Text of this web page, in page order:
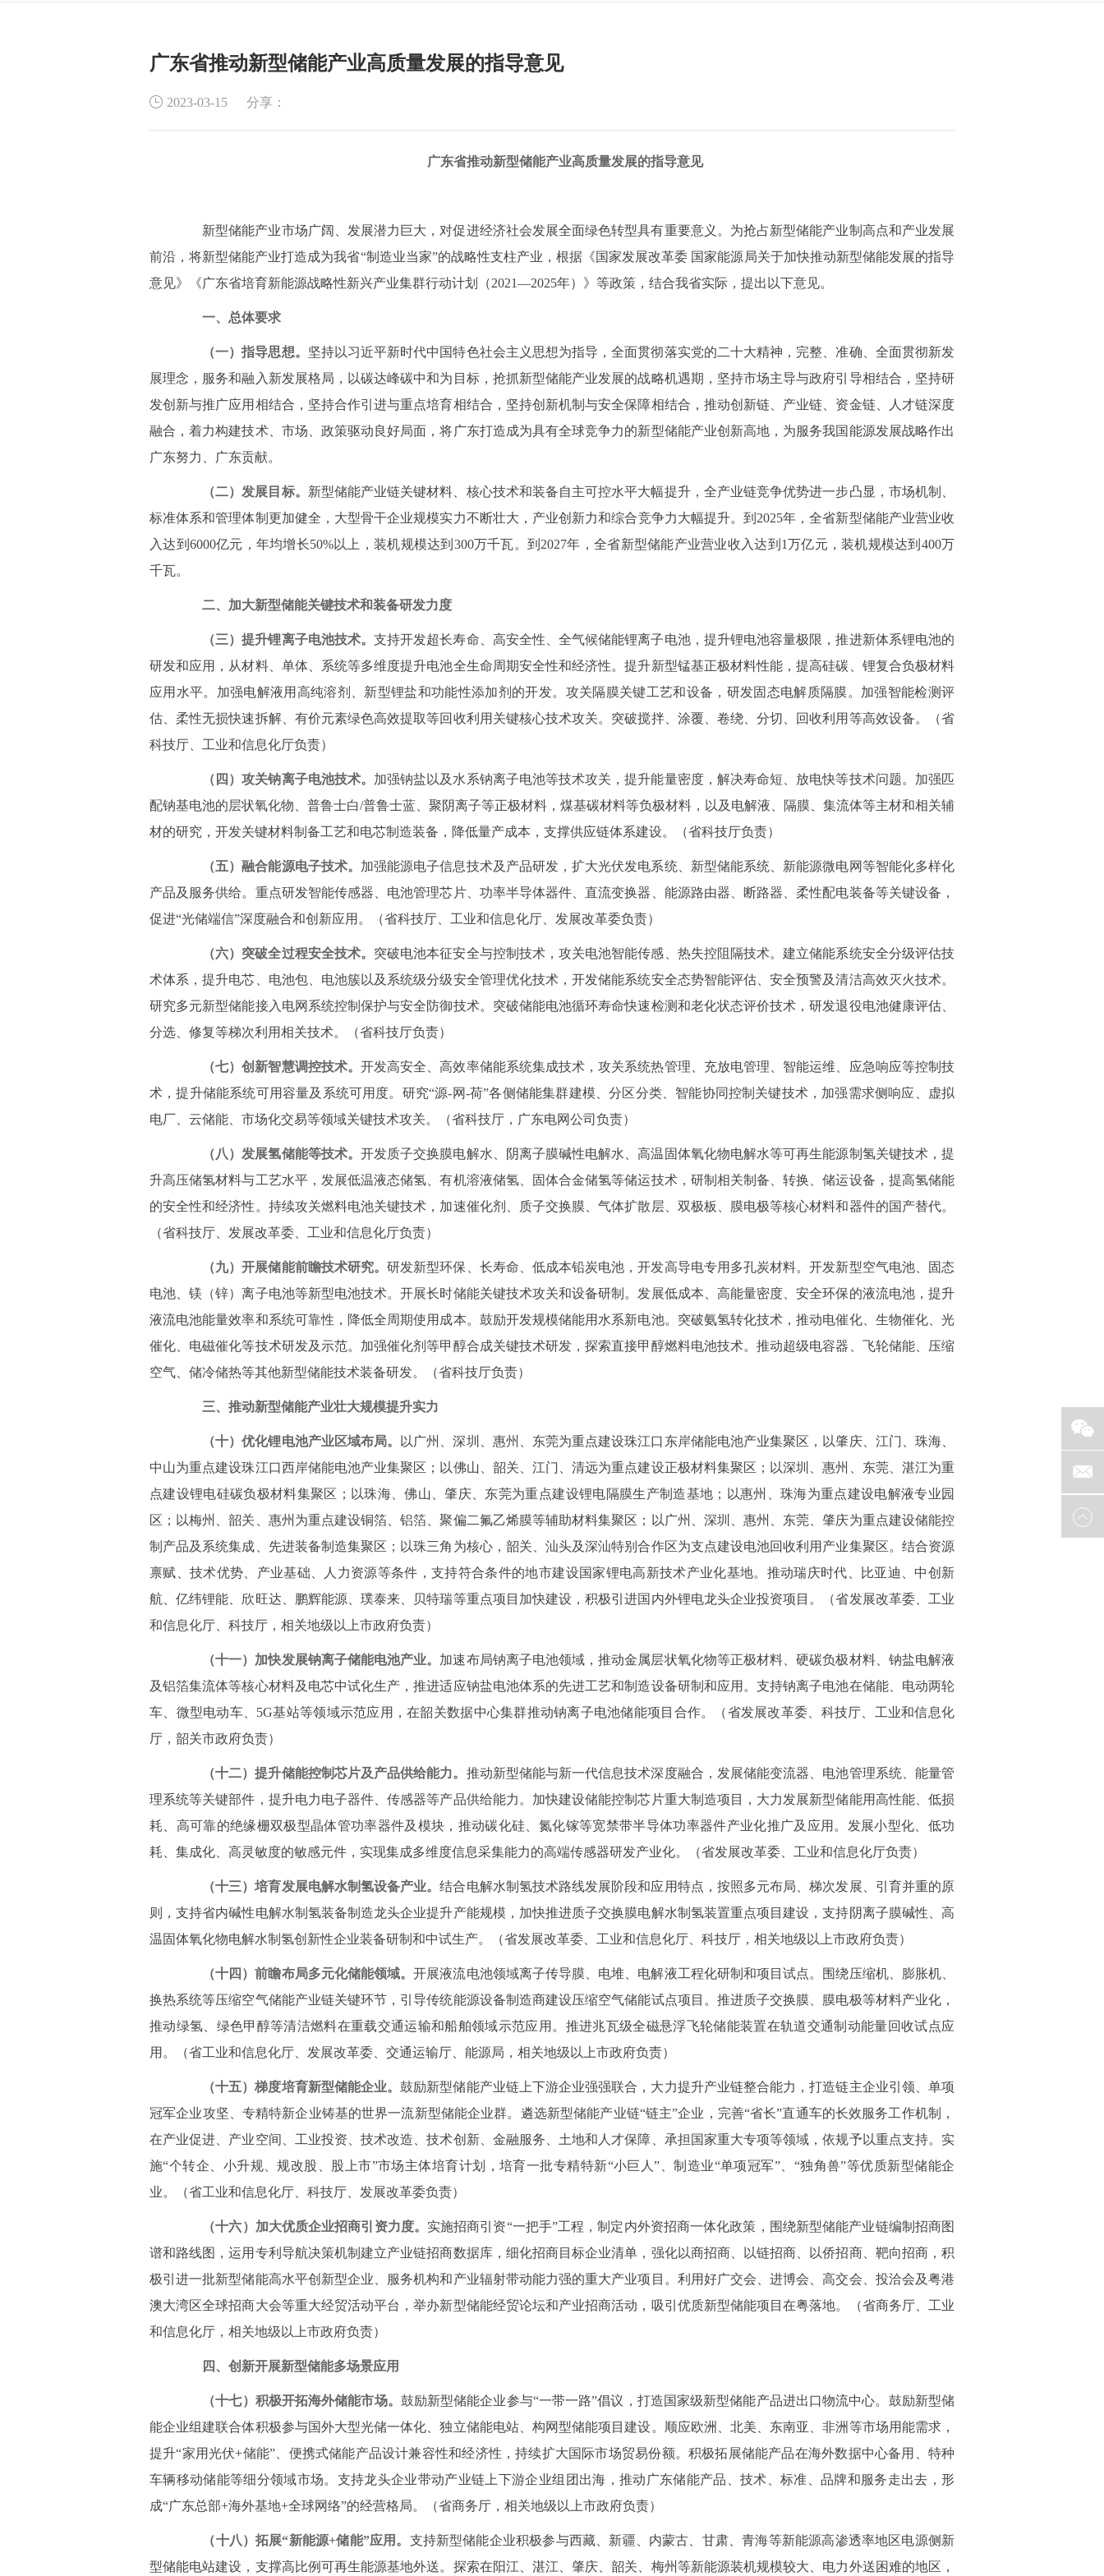
广东省推动新型储能产业高质量发展的指导意见
2023-03-15 分享：
广东省推动新型储能产业高质量发展的指导意见
新型储能产业市场广阔、发展潜力巨大，对促进经济社会发展全面绿色转型具有重要意义。为抢占新型储能产业制高点和产业发展
前沿，将新型储能产业打造成为我省“制造业当家”的战略性支柱产业，根据《国家发展改革委 国家能源局关于加快推动新型储能发展的指导
意见》《广东省培育新能源战略性新兴产业集群行动计划（2021—2025年）》等政策，结合我省实际，提出以下意见。
一、总体要求
（一）指导思想。 坚持以习近平新时代中国特色社会主义思想为指导，全面贯彻落实党的二十大精神，完整、准确、全面贯彻新发
展理念，服务和融入新发展格局，以碳达峰碳中和为目标，抢抓新型储能产业发展的战略机遇期，坚持市场主导与政府引导相结合，坚持研
发创新与推广应用相结合，坚持合作引进与重点培育相结合，坚持创新机制与安全保障相结合，推动创新链、产业链、资金链、人才链深度
融合，着力构建技术、市场、政策驱动良好局面，将广东打造成为具有全球竞争力的新型储能产业创新高地，为服务我国能源发展战略作出
广东努力、广东贡献。
（二）发展目标。 新型储能产业链关键材料、核心技术和装备自主可控水平大幅提升，全产业链竞争优势进一步凸显，市场机制、
标准体系和管理体制更加健全，大型骨干企业规模实力不断壮大，产业创新力和综合竞争力大幅提升。到2025年，全省新型储能产业营业收
入达到6000亿元，年均增长50%以上，装机规模达到300万千瓦。到2027年，全省新型储能产业营业收入达到1万亿元，装机规模达到400万
千瓦。
二、加大新型储能关键技术和装备研发力度
（三）提升锂离子电池技术。支持开发超长寿命、高安全性、全气候储能锂离子电池，提升锂电池容量极限，推进新体系锂电池的
研发和应用，从材料、单体、系统等多维度提升电池全生命周期安全性和经济性。提升新型锰基正极材料性能，提高硅碳、锂复合负极材料
应用水平。加强电解液用高纯溶剂、新型锂盐和功能性添加剂的开发。攻关隔膜关键工艺和设备，研发固态电解质隔膜。加强智能检测评
估、柔性无损快速拆解、有价元素绿色高效提取等回收利用关键核心技术攻关。突破搅拌、涂覆、卷绕、分切、回收利用等高效设备。（省
科技厅、工业和信息化厅负责）
（四）攻关钠离子电池技术。 加强钠盐以及水系钠离子电池等技术攻关，提升能量密度，解决寿命短、放电快等技术问题。加强匹
配钠基电池的层状氧化物、普鲁士白/普鲁士蓝、聚阴离子等正极材料，煤基碳材料等负极材料，以及电解液、隔膜、集流体等主材和相关辅
材的研究，开发关键材料制备工艺和电芯制造装备，降低量产成本，支撑供应链体系建设。（省科技厅负责）
（五）融合能源电子技术。 加强能源电子信息技术及产品研发，扩大光伏发电系统、新型储能系统、新能源微电网等智能化多样化
产品及服务供给。重点研发智能传感器、电池管理芯片、功率半导体器件、直流变换器、能源路由器、断路器、柔性配电装备等关键设备，
促进“光储端信”深度融合和创新应用。（省科技厅、工业和信息化厅、发展改革委负责）
（六）突破全过程安全技术。 突破电池本征安全与控制技术，攻关电池智能传感、热失控阻隔技术。建立储能系统安全分级评估技
术体系，提升电芯、电池包、电池簇以及系统级分级安全管理优化技术，开发储能系统安全态势智能评估、安全预警及清洁高效灭火技术。
研究多元新型储能接入电网系统控制保护与安全防御技术。突破储能电池循环寿命快速检测和老化状态评价技术，研发退役电池健康评估、
分选、修复等梯次利用相关技术。（省科技厅负责）
（七）创新智慧调控技术。 开发高安全、高效率储能系统集成技术，攻关系统热管理、充放电管理、智能运维、应急响应等控制技
术，提升储能系统可用容量及系统可用度。研究“源-网-荷”各侧储能集群建模、分区分类、智能协同控制关键技术，加强需求侧响应、虚拟
电厂、云储能、市场化交易等领域关键技术攻关。（省科技厅，广东电网公司负责）
（八）发展氢储能等技术。 开发质子交换膜电解水、阴离子膜碱性电解水、高温固体氧化物电解水等可再生能源制氢关键技术，提
升高压储氢材料与工艺水平，发展低温液态储氢、有机溶液储氢、固体合金储氢等储运技术，研制相关制备、转换、储运设备，提高氢储能
的安全性和经济性。持续攻关燃料电池关键技术，加速催化剂、质子交换膜、气体扩散层、双极板、膜电极等核心材料和器件的国产替代。
（省科技厅、发展改革委、工业和信息化厅负责）
（九）开展储能前瞻技术研究。研发新型环保、长寿命、低成本铅炭电池，开发高导电专用多孔炭材料。开发新型空气电池、固态
电池、镁（锌）离子电池等新型电池技术。开展长时储能关键技术攻关和设备研制。发展低成本、高能量密度、安全环保的液流电池，提升
液流电池能量效率和系统可靠性，降低全周期使用成本。鼓励开发规模储能用水系新电池。突破氨氢转化技术，推动电催化、生物催化、光
催化、电磁催化等技术研发及示范。加强催化剂等甲醇合成关键技术研发，探索直接甲醇燃料电池技术。推动超级电容器、飞轮储能、压缩
空气、储冷储热等其他新型储能技术装备研发。（省科技厅负责）
三、推动新型储能产业壮大规模提升实力
（十）优化锂电池产业区域布局。
以广州、深圳、惠州、东莞为重点建设珠江口东岸储能电池产业集聚区，以肇庆、江门、珠海、
中山为重点建设珠江口西岸储能电池产业集聚区；以佛山、韶关、江门、清远为重点建设正极材料集聚区；以深圳、惠州、东莞、湛江为重
点建设锂电硅碳负极材料集聚区；以珠海、佛山、肇庆、东莞为重点建设锂电隔膜生产制造基地；以惠州、珠海为重点建设电解液专业园
区；以梅州、韶关、惠州为重点建设铜箔、铝箔、聚偏二氟乙烯膜等辅助材料集聚区；以广州、深圳、惠州、东莞、肇庆为重点建设储能控
制产品及系统集成、先进装备制造集聚区；以珠三角为核心，韶关、汕头及深汕特别合作区为支点建设电池回收利用产业集聚区。结合资源
禀赋、技术优势、产业基础、人力资源等条件，支持符合条件的地市建设国家锂电高新技术产业化基地。推动瑞庆时代、比亚迪、中创新
航、亿纬锂能、欣旺达、鹏辉能源、璞泰来、贝特瑞等重点项目加快建设，积极引进国内外锂电龙头企业投资项目。（省发展改革委、工业
和信息化厅、科技厅，相关地级以上市政府负责）
（十一）加快发展钠离子储能电池产业。 加速布局钠离子电池领域，推动金属层状氧化物等正极材料、硬碳负极材料、钠盐电解液
及铝箔集流体等核心材料及电芯中试化生产，推进适应钠盐电池体系的先进工艺和制造设备研制和应用。支持钠离子电池在储能、电动两轮
车、微型电动车、5G基站等领域示范应用，在韶关数据中心集群推动钠离子电池储能项目合作。（省发展改革委、科技厅、工业和信息化
厅，韶关市政府负责）
（十二）提升储能控制芯片及产品供给能力。 推动新型储能与新一代信息技术深度融合，发展储能变流器、电池管理系统、能量管
理系统等关键部件，提升电力电子器件、传感器等产品供给能力。加快建设储能控制芯片重大制造项目，大力发展新型储能用高性能、低损
耗、高可靠的绝缘栅双极型晶体管功率器件及模块，推动碳化硅、氮化镓等宽禁带半导体功率器件产业化推广及应用。发展小型化、低功
耗、集成化、高灵敏度的敏感元件，实现集成多维度信息采集能力的高端传感器研发产业化。（省发展改革委、工业和信息化厅负责）
（十三）培育发展电解水制氢设备产业。结合电解水制氢技术路线发展阶段和应用特点，按照多元布局、梯次发展、引育并重的原
则，支持省内碱性电解水制氢装备制造龙头企业提升产能规模，加快推进质子交换膜电解水制氢装置重点项目建设，支持阴离子膜碱性、高
温固体氧化物电解水制氢创新性企业装备研制和中试生产。（省发展改革委、工业和信息化厅、科技厅，相关地级以上市政府负责）
（十四）前瞻布局多元化储能领域。开展液流电池领域离子传导膜、电堆、电解液工程化研制和项目试点。围绕压缩机、膨胀机、
换热系统等压缩空气储能产业链关键环节，引导传统能源设备制造商建设压缩空气储能试点项目。推进质子交换膜、膜电极等材料产业化，
推动绿氢、绿色甲醇等清洁燃料在重载交通运输和船舶领域示范应用。推进兆瓦级全磁悬浮飞轮储能装置在轨道交通制动能量回收试点应
用。（省工业和信息化厅、发展改革委、交通运输厅、能源局，相关地级以上市政府负责）
（十五）梯度培育新型储能企业。鼓励新型储能产业链上下游企业强强联合，大力提升产业链整合能力，打造链主企业引领、单项
冠军企业攻坚、专精特新企业铸基的世界一流新型储能企业群。遴选新型储能产业链“链主”企业，完善“省长”直通车的长效服务工作机制，
在产业促进、产业空间、工业投资、技术改造、技术创新、金融服务、土地和人才保障、承担国家重大专项等领域，依规予以重点支持。实
施“个转企、小升规、规改股、股上市”市场主体培育计划，培育一批专精特新“小巨人”、制造业“单项冠军”、“独角兽”等优质新型储能企
业。（省工业和信息化厅、科技厅、发展改革委负责）
（十六）加大优质企业招商引资力度。 实施招商引资“一把手”工程，制定内外资招商一体化政策，围绕新型储能产业链编制招商图
谱和路线图，运用专利导航决策机制建立产业链招商数据库，细化招商目标企业清单，强化以商招商、以链招商、以侨招商、靶向招商，积
极引进一批新型储能高水平创新型企业、服务机构和产业辐射带动能力强的重大产业项目。利用好广交会、进博会、高交会、投洽会及粤港
澳大湾区全球招商大会等重大经贸活动平台，举办新型储能经贸论坛和产业招商活动，吸引优质新型储能项目在粤落地。（省商务厅、工业
和信息化厅，相关地级以上市政府负责）
四、创新开展新型储能多场景应用
（十七）积极开拓海外储能市场。 鼓励新型储能企业参与“一带一路”倡议，打造国家级新型储能产品进出口物流中心。鼓励新型储
能企业组建联合体积极参与国外大型光储一体化、独立储能电站、构网型储能项目建设。顺应欧洲、北美、东南亚、非洲等市场用能需求，
提升“家用光伏+储能”、便携式储能产品设计兼容性和经济性，持续扩大国际市场贸易份额。积极拓展储能产品在海外数据中心备用、特种
车辆移动储能等细分领域市场。支持龙头企业带动产业链上下游企业组团出海，推动广东储能产品、技术、标准、品牌和服务走出去，形
成“广东总部+海外基地+全球网络”的经营格局。（省商务厅，相关地级以上市政府负责）
（十八）拓展“新能源+储能”应用。 支持新型储能企业积极参与西藏、新疆、内蒙古、甘肃、青海等新能源高渗透率地区电源侧新
型储能电站建设，支撑高比例可再生能源基地外送。探索在阳江、湛江、肇庆、韶关、梅州等新能源装机规模较大、电力外送困难的地区，